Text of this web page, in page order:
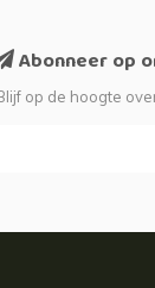
Abonneer op
op de hoogte